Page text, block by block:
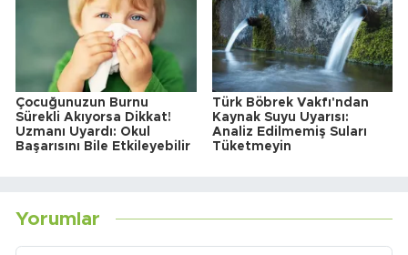
Çocuğunuzun Burnu
Sürekli Akıyorsa Dikkat!
Uzmanı Uyardı: Okul
Başarısını Bile Etkileyebilir
Türk Böbrek Vakfı'ndan
Kaynak Suyu Uyarısı:
Analiz Edilmemiş Suları
Tüketmeyin
Yorumlar